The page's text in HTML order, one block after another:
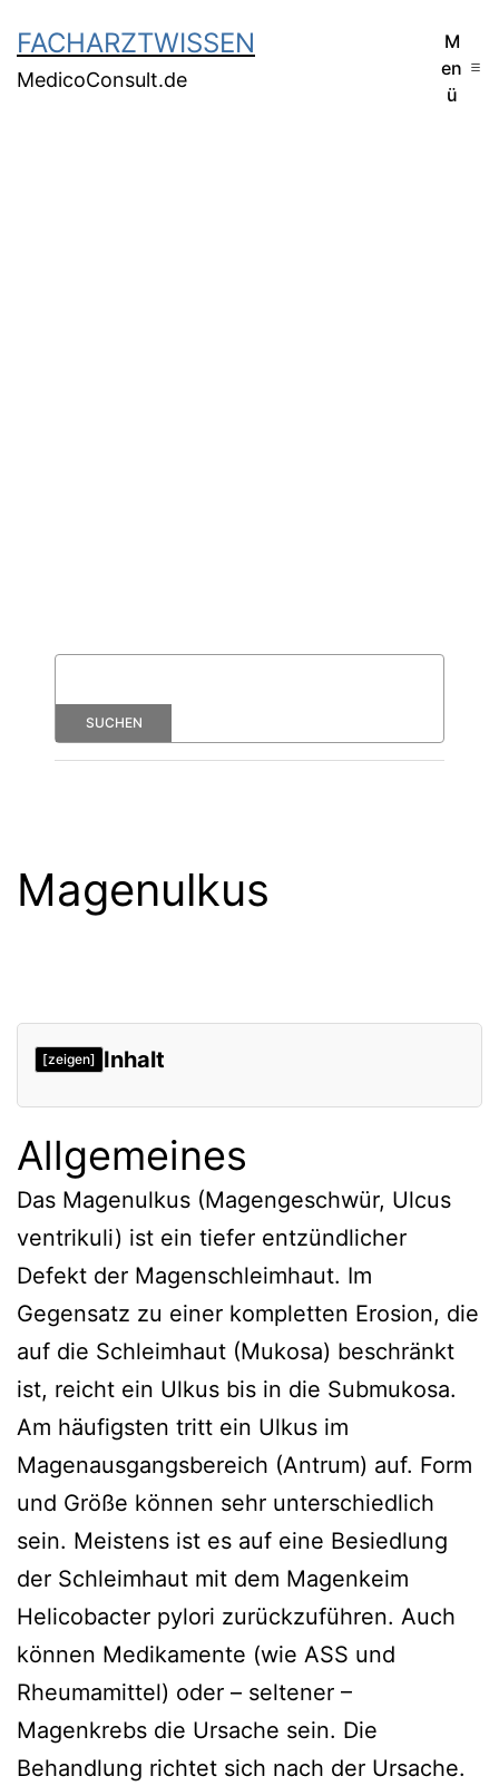
FACHARZTWISSEN
MedicoConsult.de
M
en
ü
Magenulkus
[zeigen] Inhalt
Allgemeines
Das Magenulkus (Magengeschwür, Ulcus
ventrikuli) ist ein tiefer entzündlicher
Defekt der Magenschleimhaut. Im
Gegensatz zu einer kompletten Erosion, die
auf die Schleimhaut (Mukosa) beschränkt
ist, reicht ein Ulkus bis in die Submukosa.
Am häufigsten tritt ein Ulkus im
Magenausgangsbereich (Antrum) auf. Form
und Größe können sehr unterschiedlich
sein. Meistens ist es auf eine Besiedlung
der Schleimhaut mit dem Magenkeim
Helicobacter pylori zurückzuführen. Auch
können Medikamente (wie ASS und
Rheumamittel) oder – seltener –
Magenkrebs die Ursache sein. Die
Behandlung richtet sich nach der Ursache.